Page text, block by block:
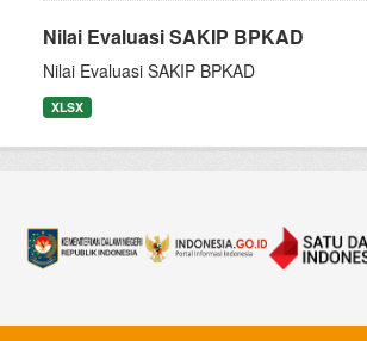
Nilai Evaluasi SAKIP BPKAD
Nilai Evaluasi SAKIP BPKAD
XLSX